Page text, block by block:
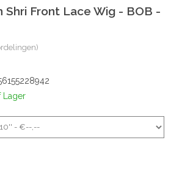
Shri Front Lace Wig - BOB -
Lager